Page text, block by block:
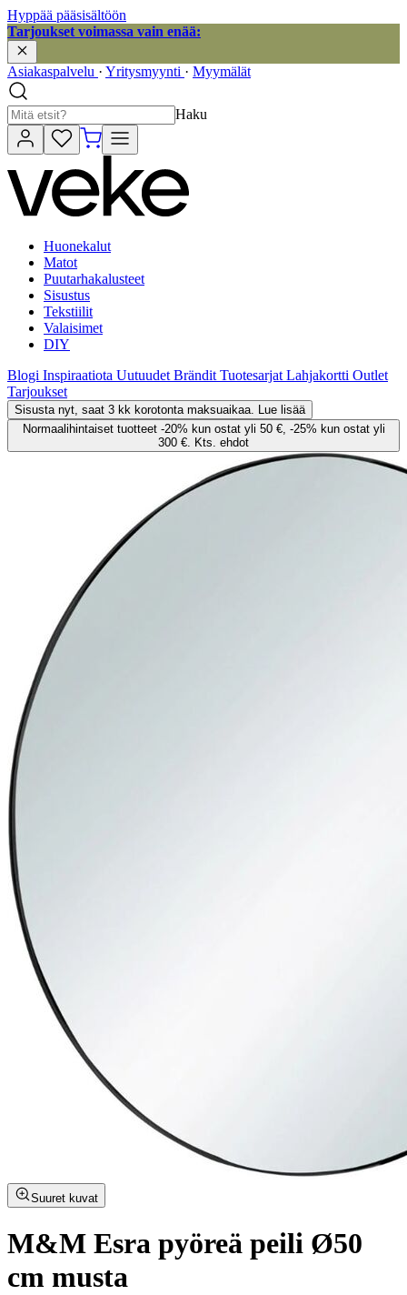
Hyppää pääsisältöön
Tarjoukset voimassa vain enää:
Asiakaspalvelu · Yritysmyynti · Myymälät
Haku
Huonekalut
Matot
Puutarhakalusteet
Sisustus
Tekstiilit
Valaisimet
DIY
Blogi Inspiraatiota Uutuudet Brändit Tuotesarjat Lahjakortti Outlet
Tarjoukset
Sisusta nyt, saat 3 kk korotonta maksuaikaa. Lue lisää
Normaalihintaiset tuotteet -20% kun ostat yli 50 €, -25% kun ostat yli
300 €. Kts. ehdot
Suuret kuvat
M&M Esra pyöreä peili Ø50
cm musta